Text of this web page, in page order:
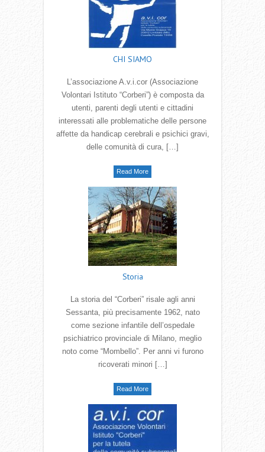
CHI SIAMO
L’associazione A.v.i.cor (Associazione
Volontari Istituto “Corberi”) è composta da
utenti, parenti degli utenti e cittadini
interessati alle problematiche delle persone
affette da handicap cerebrali e psichici gravi,
delle comunità di cura, […]
Read More
Storia
La storia del “Corberi” risale agli anni
Sessanta, più precisamente 1962, nato
come sezione infantile dell’ospedale
psichiatrico provinciale di Milano, meglio
noto come “Mombello”. Per anni vi furono
ricoverati minori […]
Read More